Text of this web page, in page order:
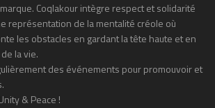
Coqlakour intègre respect et solidarité
représentation de la mentalité créole où
les obstacles en gardant la tête haute et en
la vie.
des événements pour promouvoir et
& Peace !